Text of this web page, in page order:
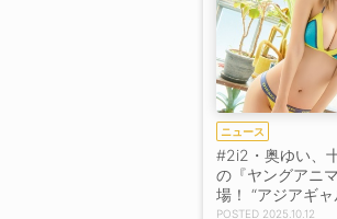
ニュース
#2i2・奥ゆい、
の『ヤングアニ
場！ “アジアギャ
身【コメントあり
2025.10.12